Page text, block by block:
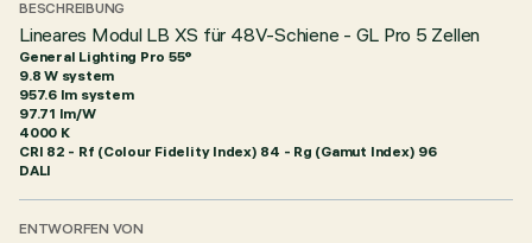
BESCHREIBUNG
Lineares Modul LB XS für 48V-Schiene - GL Pro 5 Zellen
General Lighting Pro 55°
9.8 W system
957.6 lm system
97.71 lm/W
4000 K
CRI 82 - Rf (Colour Fidelity Index) 84 - Rg (Gamut Index) 96
DALI
ENTWORFEN VON